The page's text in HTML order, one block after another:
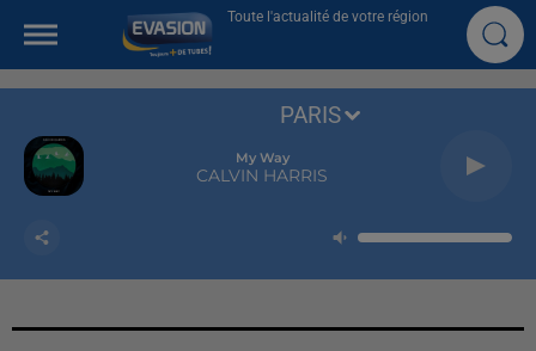
Toute l'actualité de votre région
My Way
CALVIN HARRIS
PARIS